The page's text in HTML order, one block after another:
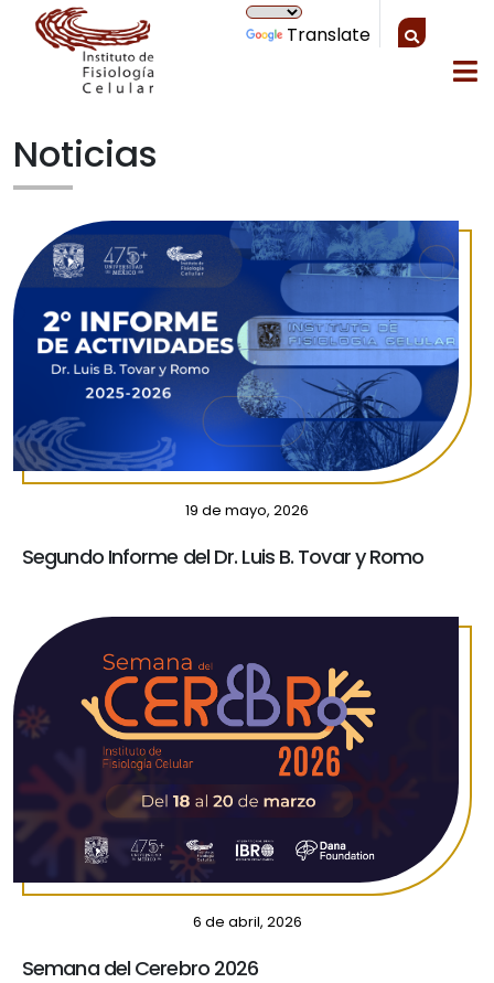
Translate
Noticias
19 de mayo, 2026
Segundo Informe del Dr. Luis B. Tovar y Romo
6 de abril, 2026
Semana del Cerebro 2026